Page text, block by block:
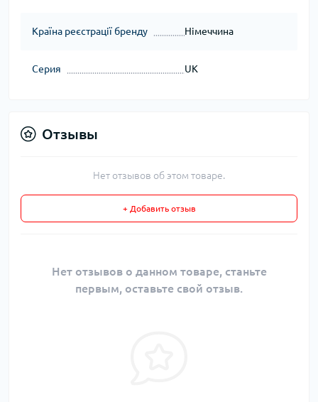
Країна реєстрації бренду Німеччина
Серия UK
Отзывы
Нет отзывов об этом товаре.
+ Добавить отзыв
Нет отзывов о данном товаре, станьте
первым, оставьте свой отзыв.